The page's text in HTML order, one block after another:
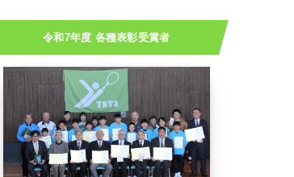
令和7年度 各種表彰受賞者